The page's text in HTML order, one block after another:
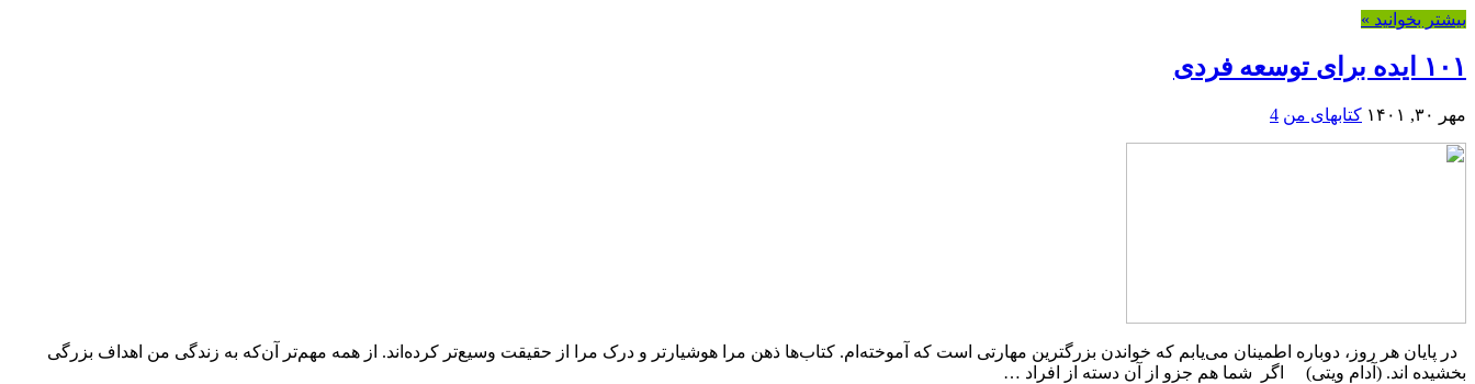
بیشتر بخوانید »
۱۰۱ ایده برای توسعه فردی
مهر ۳۰, ۱۴۰۱ کتابهای من 4
در پایان هر روز، دوباره اطمینان می‌یابم که خواندن بزرگترین مهارتی است که آموخته‌ام. کتاب‌ها ذهن مرا هوشیارتر و درک مرا از حقیقت وسیع‌تر کرده‌اند. از همه مهم‌تر آن‌که به زندگی من اهداف بزرگی
بخشیده اند. (آدام ویتی) اگر شما هم جزو از آن دسته از افراد …